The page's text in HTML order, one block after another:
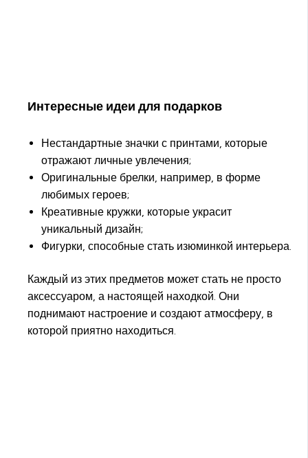
Интересные идеи для подарков
Нестандартные значки с принтами, которые
отражают личные увлечения;
Оригинальные брелки, например, в форме
любимых героев;
Креативные кружки, которые украсит
уникальный дизайн;
Фигурки, способные стать изюминкой интерьера.
Каждый из этих предметов может стать не просто
аксессуаром, а настоящей находкой. Они
поднимают настроение и создают атмосферу, в
которой приятно находиться.